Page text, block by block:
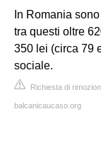
In Romania
tra questi oltre
350 lei (circa 79
sociale.
Richiesta di
balcanicaucaso.org